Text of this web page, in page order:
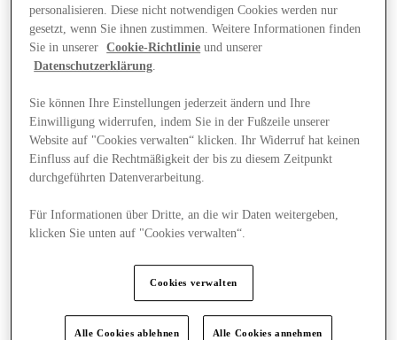
Angebote
personalisieren. Diese nicht notwendigen Cookies werden nur
gesetzt, wenn Sie ihnen zustimmen. Weitere Informationen finden
Sie in unserer
Cookie-Richtlinie und unserer
Datenschutzerklärung.
Sie können Ihre Einstellungen jederzeit ändern und Ihre
Einwilligung widerrufen, indem Sie in der Fußzeile unserer
Website auf "Cookies verwalten“ klicken. Ihr Widerruf hat keinen
Einfluss auf die Rechtmäßigkeit der bis zu diesem Zeitpunkt
durchgeführten Datenverarbeitung.
Für Informationen über Dritte, an die wir Daten weitergeben,
klicken Sie unten auf "Cookies verwalten“.
Cookies verwalten
Alle Cookies ablehnen Alle Cookies annehmen